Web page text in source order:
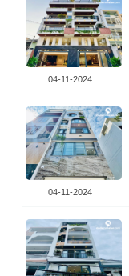
04-11-2024
04-11-2024